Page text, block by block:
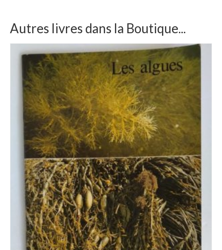
Autres livres dans la Boutique...